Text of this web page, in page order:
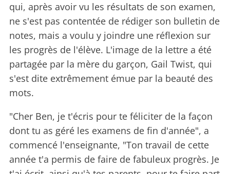
qui, après avoir vu les résultats de son examen,
ne s'est pas contentée de rédiger son bulletin de
notes, mais a voulu y joindre une réflexion sur
les progrès de l'élève. L'image de la lettre a été
partagée par la mère du garçon, Gail Twist, qui
s'est dite extrêmement émue par la beauté des
mots.
"Cher Ben, je t'écris pour te féliciter de la façon
dont tu as géré les examens de fin d'année", a
commencé l'enseignante, "Ton travail de cette
année t'a permis de faire de fabuleux progrès. Je